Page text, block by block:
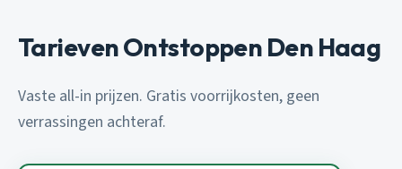
Tarieven Ontstoppen Den Haag
Vaste all-in prijzen. Gratis voorrijkosten, geen
verrassingen achteraf.